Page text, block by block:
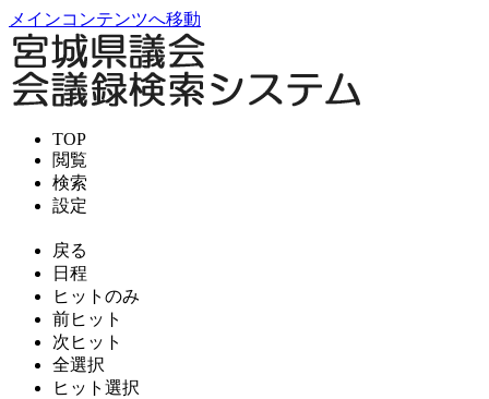
メインコンテンツへ移動
TOP
閲覧
検索
設定
戻る
日程
ヒットのみ
前ヒット
次ヒット
全選択
ヒット選択